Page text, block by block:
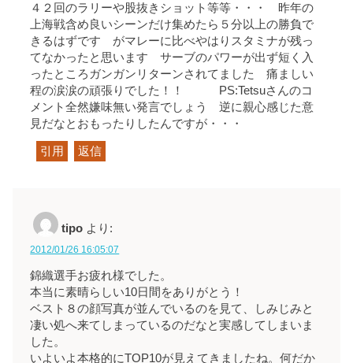
４２回のラリーや股抜きショット等等・・・ 昨年の
上海戦含め良いシーンだけ集めたら５分以上の勝負で
きるはずです がマレーに比べやはりスタミナが残っ
てなかったと思います サーブのパワーが出ず短く入
ったところガンガンリターンされてました 痛ましい
程の涙涙の頑張りでした！！ PS:Tetsuさんのコ
メント全然嫌味無い発言でしょう 逆に親心感じた意
見だなとおもったりしたんですが・・・
引用 返信
tipo より:
2012/01/26 16:05:07
錦織選手お疲れ様でした。
本当に素晴らしい10日間をありがとう！
ベスト８の顔写真が並んでいるのを見て、しみじみと
凄い処へ来てしまっているのだなと実感してしまいま
した。
いよいよ本格的にTOP10が見えてきましたね。何だか